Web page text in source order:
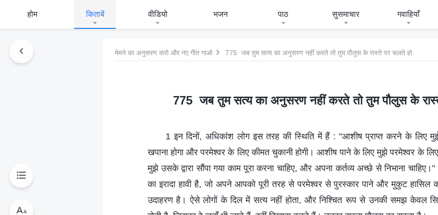
होम किताबें वीडियो भजन पाठ सुसमाचार गवाहियाँ
मेमने का अनुसरण करो और नए गीत गाओ 775 जब तुम सत्य का अनुसरण नहीं करते तो तुम पौलुस के रास्ते पर चलते हो
775 जब तुम सत्य का अनुसरण नहीं करते तो तुम पौलुस के
1 इन दिनों, अधिकांश लोग इस तरह की स्थिति में हैं : "आशीष प्राप्त करने के लिए
खपाना होगा और परमेश्वर के लिए कीमत चुकानी होगी। आशीष पाने के लिए मुझे परमेश्वर के
मुझे उसके द्वारा सौंपा गया काम पूरा करना चाहिए, और अपना कर्तव्य अच्छे से निभाना
का इरादा हावी है, जो अपने आपको पूरी तरह से परमेश्वर से पुरस्कार पाने और मुकुट हासिल
उदाहरण है। ऐसे लोगों के दिल में सत्य नहीं होता, और निश्चित रूप से उनकी समझ केवल